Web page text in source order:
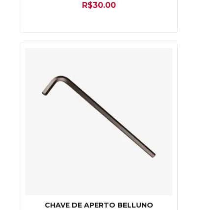
R$30.00
CHAVE DE APERTO BELLUNO